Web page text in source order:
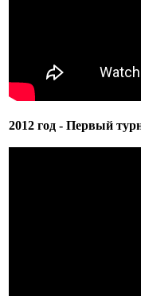
2012 год - Первый